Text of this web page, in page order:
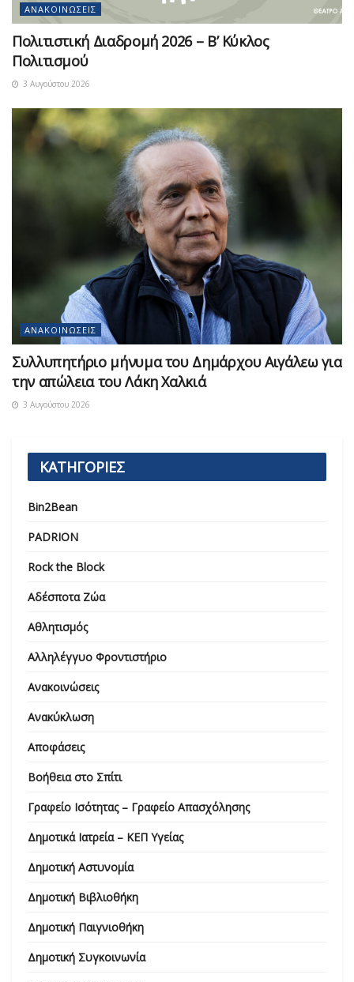
ΑΝΑΚΟΙΝΏΣΕΙΣ
Πολιτιστική Διαδρομή 2026 – Β’ Κύκλος
Πολιτισμού
3 Αυγούστου 2026
ΑΝΑΚΟΙΝΏΣΕΙΣ
Συλλυπητήριο μήνυμα του Δημάρχου Αιγάλεω για
την απώλεια του Λάκη Χαλκιά
3 Αυγούστου 2026
ΚΑΤΗΓΟΡΙΕΣ
Bin2Bean
PADRION
Rock the Block
Αδέσποτα Ζώα
Αθλητισμός
Αλληλέγγυο Φροντιστήριο
Ανακοινώσεις
Ανακύκλωση
Αποφάσεις
Βοήθεια στο Σπίτι
Γραφείο Ισότητας – Γραφείο Απασχόλησης
Δημοτικά Ιατρεία – ΚΕΠ Υγείας
Δημοτική Αστυνομία
Δημοτική Βιβλιοθήκη
Δημοτική Παιγνιοθήκη
Δημοτική Συγκοινωνία